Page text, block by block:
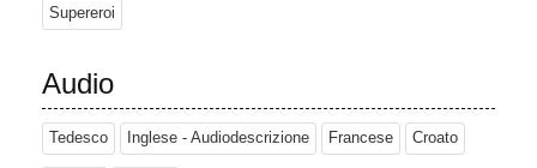
Supereroi
Audio
Tedesco Inglese - Audiodescrizione Francese Croato